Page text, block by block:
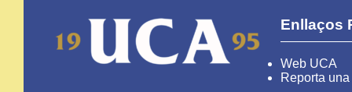
Enllaços
Web UCA
Reporta